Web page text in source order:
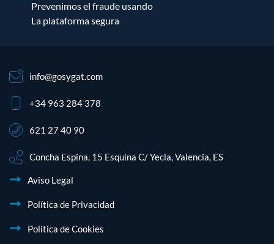
Prevenimos el fraude usando
La plataforma segura
info@gosygat.com
+34 963 284 378
621 27 40 90
Concha Espina, 15 Esquina C/ Yecla, Valencia, ES
Aviso Legal
Política de Privacidad
Política de Cookies